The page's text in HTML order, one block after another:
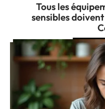
Tous les
sensibles